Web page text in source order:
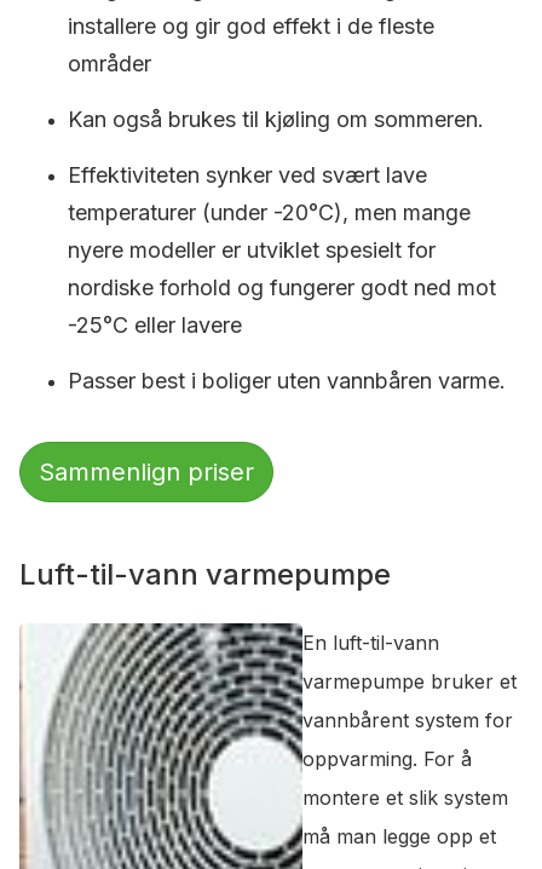
installere og gir god effekt i de fleste
områder
Kan også brukes til kjøling om sommeren.
Effektiviteten synker ved svært lave
temperaturer (under -20°C), men mange
nyere modeller er utviklet spesielt for
nordiske forhold og fungerer godt ned mot
-25°C eller lavere
Passer best i boliger uten vannbåren varme.
Sammenlign priser
Luft-til-vann varmepumpe
En luft-til-vann
varmepumpe bruker et
vannbårent system for
oppvarming. For å
montere et slik system
må man legge opp et